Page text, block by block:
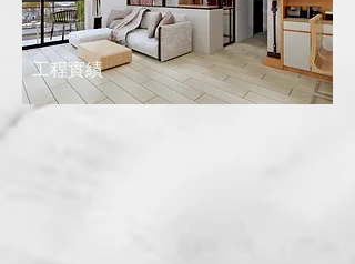
工程實績